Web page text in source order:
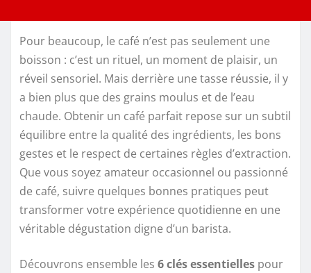
Pour beaucoup, le café n’est pas seulement une
boisson : c’est un rituel, un moment de plaisir, un
réveil sensoriel. Mais derrière une tasse réussie, il y
a bien plus que des grains moulus et de l’eau
chaude. Obtenir un café parfait repose sur un subtil
équilibre entre la qualité des ingrédients, les bons
gestes et le respect de certaines règles d’extraction.
Que vous soyez amateur occasionnel ou passionné
de café, suivre quelques bonnes pratiques peut
transformer votre expérience quotidienne en une
véritable dégustation digne d’un barista.
Découvrons ensemble les 6 clés essentielles pour